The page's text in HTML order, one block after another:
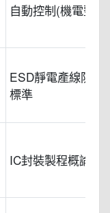
自動控制(機電整合)
ESD靜電產線防制
標準
IC封裝製程概論